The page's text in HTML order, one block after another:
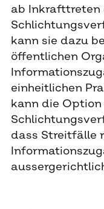
ab Inkrafttreten
kann sie dazu
öffentlichen
einheitlichen
kann die Option
dass Streitfälle